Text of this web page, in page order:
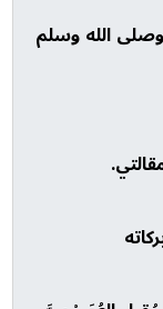
وصلى الله وسلم